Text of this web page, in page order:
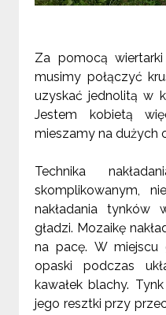
Za pomocą
musimy połączyć
uzyskać jednolitą w
Jestem kobietą
mieszamy na dużych
Technika
skomplikowanym,
nakładania tynków
gładzi. Mozaikę
na pacę. W miejscu
opaski podczas
kawałek blachy.
jego resztki przy